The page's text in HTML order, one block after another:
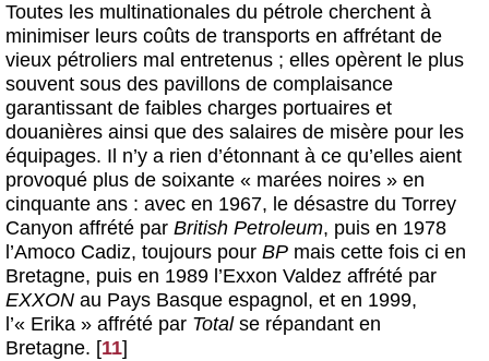
Toutes les multinationales du pétrole cherchent à
minimiser leurs coûts de transports en affrétant de
vieux pétroliers mal entretenus ; elles opèrent le plus
souvent sous des pavillons de complaisance
garantissant de faibles charges portuaires et
douanières ainsi que des salaires de misère pour les
équipages. Il n’y a rien d’étonnant à ce qu’elles aient
provoqué plus de soixante « marées noires » en
cinquante ans : avec en 1967, le désastre du Torrey
Canyon affrété par British Petroleum, puis en 1978
l’Amoco Cadiz, toujours pour BP mais cette fois ci en
Bretagne, puis en 1989 l’Exxon Valdez affrété par
EXXON au Pays Basque espagnol, et en 1999,
l’« Erika » affrété par Totalse répandant en
Bretagne. [11]